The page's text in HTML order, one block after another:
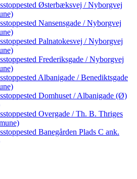
Østerbæksvej / Nyborgvej
Nansensgade / Nyborgvej
Palnatokesvej / Nyborgvej
Frederiksgade / Nyborgvej
Albanigade / Benediktsgade
Domhuset / Albanigade (Ø)
Overgade / Th. B. Thriges
Banegården Plads C ank.